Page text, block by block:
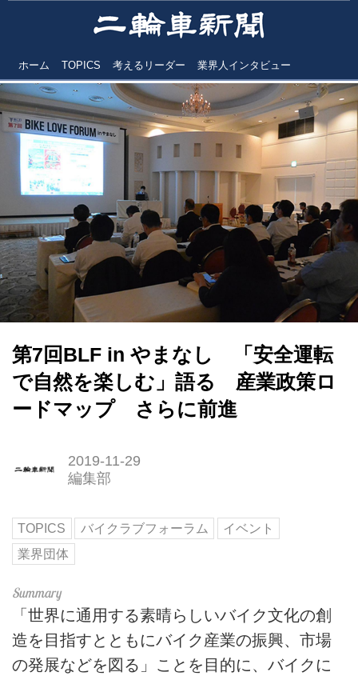
ホーム TOPICS 考えるリーダー 業界人インタビュー
第7回BLF in やまなし 「安全運転
で自然を楽しむ」語る 産業政策ロ
ードマップ さらに前進
2019-11-29
編集部
TOPICS バイクラブフォーラム
イベント
業界団体
「世界に通用する素晴らしいバイク文化の創
造を目指すとともにバイク産業の振興、市場
の発展などを図る」ことを目的に、バイクに